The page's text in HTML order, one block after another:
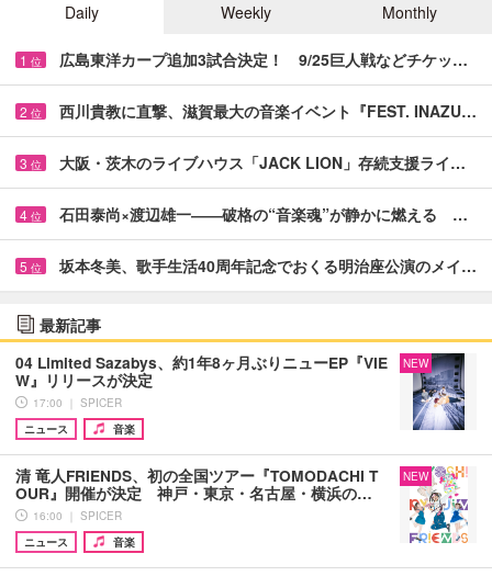
Daily
Weekly Monthly
1 位 広島東洋カープ追加3試合決定！ 9/25巨人戦などチケッ…
2 位 西川貴教に直撃、滋賀最大の音楽イベント『FEST. INAZU…
3 位 大阪・茨木のライブハウス「JACK LION」存続支援ライ…
4 位 石田泰尚×渡辺雄一――破格の“音楽魂”が静かに燃える …
5 位 坂本冬美、歌手生活40周年記念でおくる明治座公演のメイ…
最新記事
04 Limited Sazabys、約1年8ヶ月ぶりニューEP『VIE
W』リリースが決定
17:00 ｜ SPICER
ニュース
音楽
NEW
清 竜人FRIENDS、初の全国ツアー『TOMODACHI T
OUR』開催が決定 神戸・東京・名古屋・横浜の…
16:00 ｜ SPICER
ニュース
音楽
NEW